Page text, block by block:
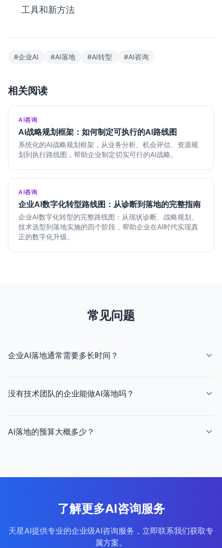
工具和新方法
#企业AI #AI落地 #AI转型 #AI咨询
相关阅读
AI咨询
AI战略规划框架：如何制定可执行的AI路线图
系统化的AI战略规划框架，从业务分析、机会评估、资源规
划到执行路线图，帮助企业制定切实可行的AI战略。
AI咨询
企业AI数字化转型路线图：从诊断到落地的完整指南
企业AI数字化转型的完整路线图：从现状诊断、战略规划、
技术选型到落地实施的四个阶段，帮助企业在AI时代实现真
正的数字化升级。
常见问题
企业AI落地通常需要多长时间？
方案，可将整体周期缩短至6-9个月。
没有技术团队的企业能做AI落地吗？
责人，确保长期可持续运营。
AI落地的预算大概多少？
了解更多AI咨询服务
天星AI提供专业的企业级AI咨询服务，立即联系我们获取专
属方案。